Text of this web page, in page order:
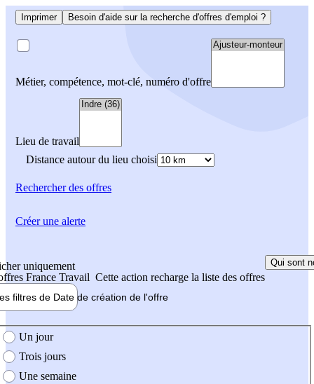
Imprimer Besoin d'aide sur la recherche d'offres d'emploi ?
Métier, compétence, mot-clé, numéro d'offre
Lieu de travail
Distance autour du lieu choisi
Rechercherdes offres
uniquement
France Travail Cette action recharge la liste des offres
Qui sont
filtres de Date de création de l'offre
création de l'offre
Un jour
Trois jours
Une semaine
Créer une alerte